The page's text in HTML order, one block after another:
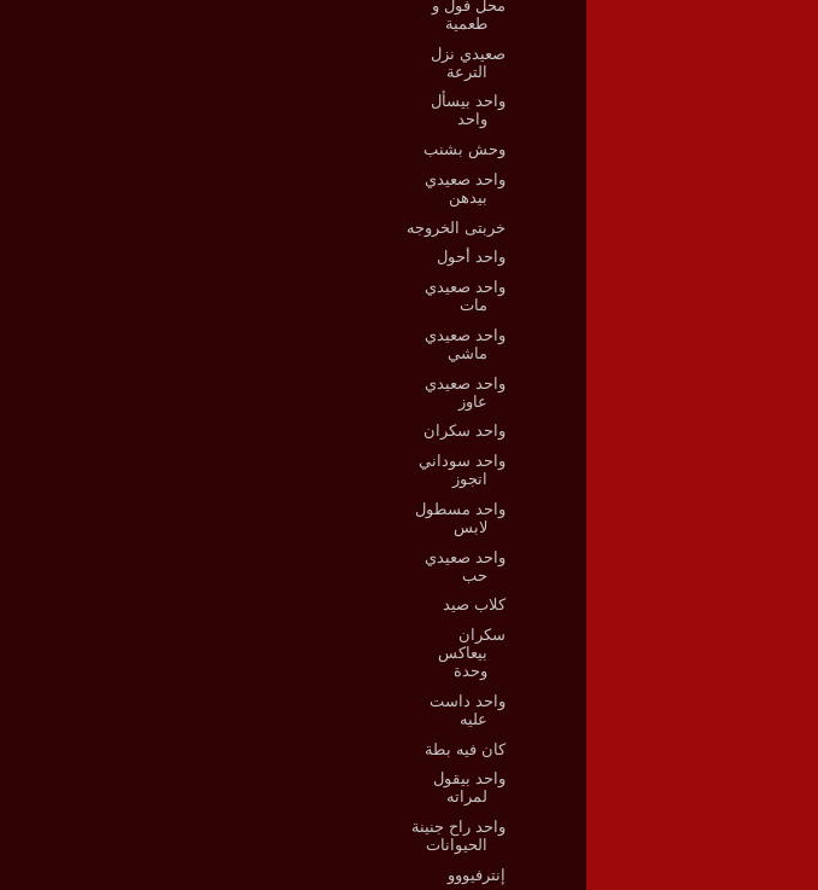
محل فول و
طعمية
صعيدي نزل
الترعة
واحد بيسأل
واحد
وحش بشنب
واحد صعيدي
بيدهن
خربتى الخروجه
واحد أحول
واحد صعيدي
مات
واحد صعيدي
ماشي
واحد صعيدي
عاوز
واحد سكران
واحد سوداني
اتجوز
واحد مسطول
لابس
واحد صعيدي
حب
كلاب صيد
سكران
بيعاكس
وحدة
واحد داست
عليه
كان فيه بطة
واحد بيقول
لمراته
واحد راح جنينة
الحيوانات
إنترفيووو